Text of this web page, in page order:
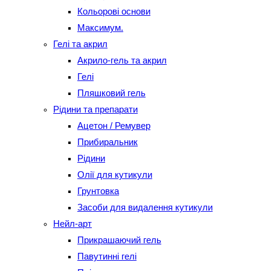
Кольорові основи
Максимум.
Гелі та акрил
Акрило-гель та акрил
Гелі
Пляшковий гель
Рідини та препарати
Ацетон / Ремувер
Прибиральник
Рідини
Олії для кутикули
Грунтовка
Засоби для видалення кутикули
Нейл-арт
Прикрашаючий гель
Павутинні гелі